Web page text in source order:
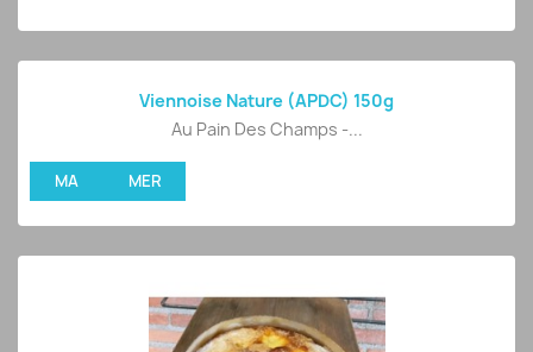
Viennoise Nature (APDC) 150g
Au Pain Des Champs -...
MA MER